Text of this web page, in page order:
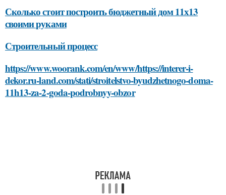
Сколько стоит построить бюджетный дом 11х13
своими руками
Строительный процесс
https://www.woorank.com/en/www/https://interer-i-
dekor.ru-land.com/stati/stroitelstvo-byudzhetnogo-doma-
11h13-za-2-goda-podrobnyy-obzor